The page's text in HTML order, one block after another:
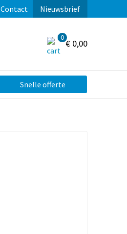
Contact Nieuwsbrief
0
€ 0,00
Snelle offerte